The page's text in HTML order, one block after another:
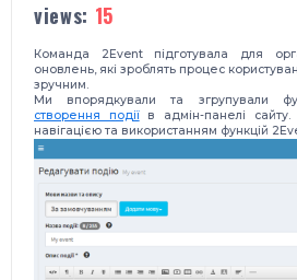
views: 15
Команда 2Event підготувала для
оновлень, які зроблять процес
зручним.
Ми впорядкували та згрупували
створення подіїв адмін-панелі
навігацією та використанням функцій